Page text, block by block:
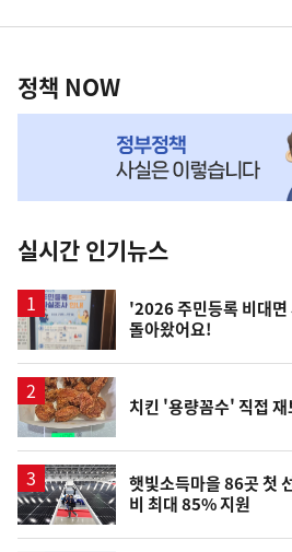
영
책
NOW,
뉴
스
정책 NOW
실시간 인기뉴스
'2026 주민등록 비대면
돌아왔어요!
치킨 '용량꼼수' 직접
햇빛소득마을 86곳 첫
비 최대 85% 지원